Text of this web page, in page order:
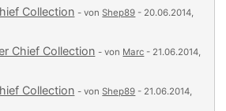
Collection - vonShep89 - 20.06.2014,
Chief Collection - von Marc - 21.06.2014,
Collection - vonShep89 - 21.06.2014,